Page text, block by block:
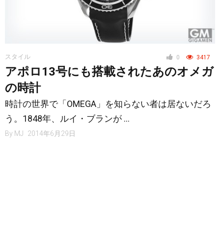
0 3417
スタイル
アポロ13号にも搭載されたあのオメガ
の時計
時計の世界で「OMEGA」を知らない者は居ないだろ
う。1848年、ルイ・ブランが …
By MJ 2014年6月29日